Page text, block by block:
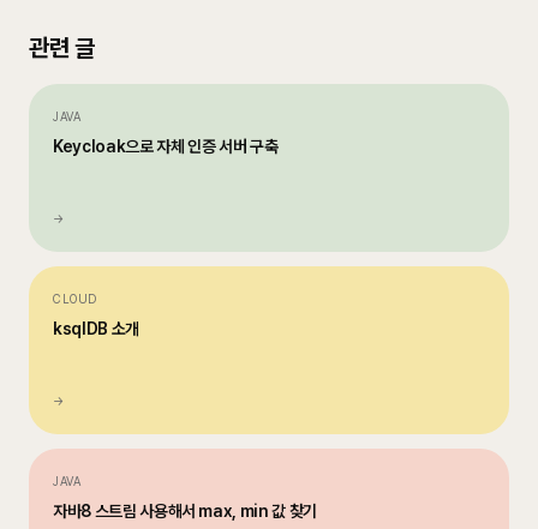
관련 글
JAVA
Keycloak으로 자체 인증 서버 구축
→
CLOUD
ksqlDB 소개
→
JAVA
자바8 스트림 사용해서 max, min 값 찾기